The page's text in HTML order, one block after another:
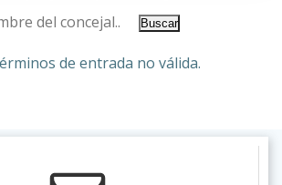
de entrada no válida.